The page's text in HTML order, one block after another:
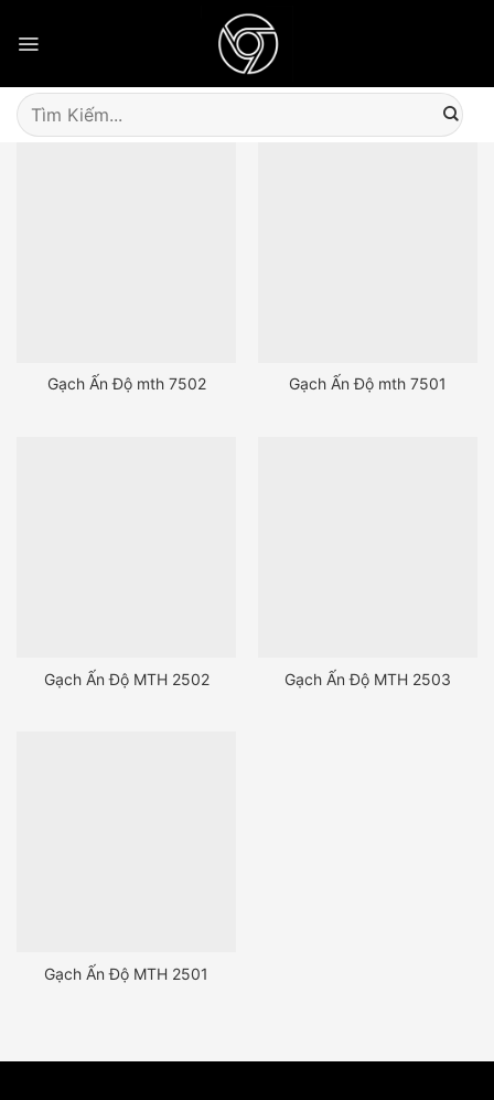
Tìm
kiếm:
Gạch Ấn Độ mth 7502 Gạch Ấn Độ mth 7501
Gạch Ấn Độ MTH 2502 Gạch Ấn Độ MTH 2503
Gạch Ấn Độ MTH 2501